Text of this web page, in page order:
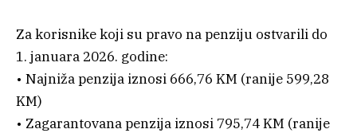
Za korisnike koji su pravo na penziju ostvarili do
1. januara 2026. godine:
• Najniža penzija iznosi 666,76 KM (ranije 599,28
KM)
• Zagarantovana penzija iznosi 795,74 KM (ranije